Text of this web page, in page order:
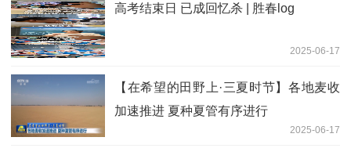
高考结束日 已成回忆杀 | 胜春log
2025-06-17
【在希望的田野上·三夏时节】各地麦收
加速推进 夏种夏管有序进行
2025-06-17